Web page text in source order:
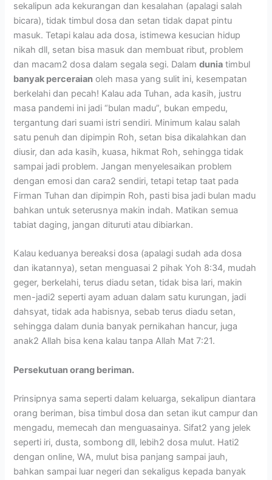
sekalipun ada kekurangan dan kesalahan (apalagi salah
bicara), tidak timbul dosa dan setan tidak dapat pintu
masuk. Tetapi kalau ada dosa, istimewa kesucian hidup
nikah dll, setan bisa masuk dan membuat ribut, problem
dan macam2 dosa dalam segala segi. Dalamdunia timbul
banyak perceraian oleh masa yang sulit ini, kesempatan
berkelahi dan pecah! Kalau ada Tuhan, ada kasih, justru
masa pandemi ini jadi “bulan madu”, bukan empedu,
tergantung dari suami istri sendiri. Minimum kalau salah
satu penuh dan dipimpin Roh, setan bisa dikalahkan dan
diusir, dan ada kasih, kuasa, hikmat Roh, sehingga tidak
sampai jadi problem. Jangan menyelesaikan problem
dengan emosi dan cara2 sendiri, tetapi tetap taat pada
Firman Tuhan dan dipimpin Roh, pasti bisa jadi bulan madu
bahkan untuk seterusnya makin indah. Matikan semua
tabiat daging, jangan dituruti atau dibiarkan.
Kalau keduanya bereaksi dosa (apalagi sudah ada dosa
dan ikatannya), setan menguasai 2 pihak Yoh 8:34, mudah
geger, berkelahi, terus diadu setan, tidak bisa lari, makin
men-jadi2 seperti ayam aduan dalam satu kurungan, jadi
dahsyat, tidak ada habisnya, sebab terus diadu setan,
sehingga dalam dunia banyak pernikahan hancur, juga
anak2 Allah bisa kena kalau tanpa Allah Mat 7:21.
Persekutuan orang beriman.
Prinsipnya sama seperti dalam keluarga, sekalipun diantara
orang beriman, bisa timbul dosa dan setan ikut campur dan
mengadu, memecah dan menguasainya. Sifat2 yang jelek
seperti iri, dusta, sombong dll, lebih2 dosa mulut. Hati2
dengan online, WA, mulut bisa panjang sampai jauh,
bahkan sampai luar negeri dan sekaligus kepada banyak